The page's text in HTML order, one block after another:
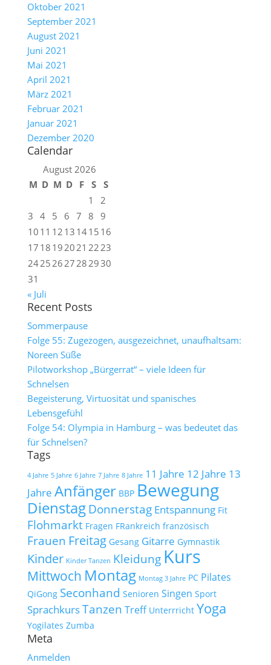
Oktober 2021
September 2021
August 2021
Juni 2021
Mai 2021
April 2021
März 2021
Februar 2021
Januar 2021
Dezember 2020
Calendar
August 2026
M D M D F S
S
1
2
3 4 5 6 7 8 9
10 11 12 13 1415 16
17 18 192021 2223
24252627282930
31
« Juli
Recent Posts
Sommerpause
Folge 55: Zugezogen, ausgezeichnet, unaufhaltsam:
Noreen Süße
Pilotworkshop „Bürgerrat“ – viele Ideen für
Schnelsen
Begeisterung, Virtuosität und spanisches
Lebensgefühl
Folge 54: Olympia in Hamburg – was bedeutet das
für Schnelsen?
Tags
4 Jahre 5 Jahre 6 Jahre 7 Jahre 8 Jahre 11 Jahre 12 Jahre 13
Jahre Anfänger BBP Bewegung
Dienstag Donnerstag Entspannung Fit
Flohmarkt Fragen FRankreich französisch
Frauen Freitag Gesang Gitarre Gymnastik
Kinder Kinder Tanzen Kleidung Kurs
Mittwoch Montag Montag 3 Jahre PC Pilates
QiGong Seconhand Senioren Singen Sport
SprachkursTanzen Treff Unterrricht Yoga
Yogilates Zumba
Meta
Anmelden